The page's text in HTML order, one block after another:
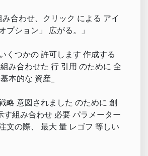
合わせ、クリック による アイ
プション」 広がる。」
くつかの 許可します 作成する
み合わせた 行 引用 のために 全
本的な 資産_
略 意図されました のために 創
す組み合わせ 必要 パラメーター
文の際、 最大 量 レゴフ 等しい